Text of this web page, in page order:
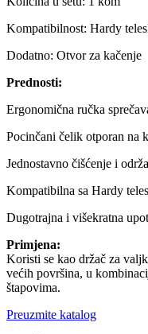
Kompatibilnost: Hardy
Dodatno: Otvor za kačenje
Prednosti:
Ergonomična ručka
Pocinčani čelik otporan na
Jednostavno čišćenje i
Kompatibilna sa Hardy
Dugotrajna i višekratna
Primjena:
Koristi se kao držač za
većih površina, u
štapovima.
Preuzmite katalog